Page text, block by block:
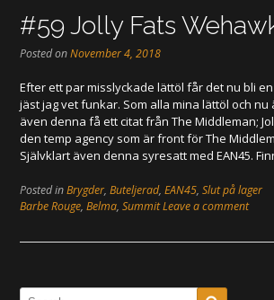
#59 Jolly Fats
Posted onNovember 4, 2018
Efter ett par misslyckade lättöl får det nu bli
jäst jag vet funkar. Som alla mina lättöl och
även denna få ett citat från The Middleman;
den temp agency som är front för The
Självklart även denna syresatt med EAN45.
Posted inBrygder, Buteljerad, EAN45, Slut på lager
Barbe Rouge, Belma, SummitLeave a comment